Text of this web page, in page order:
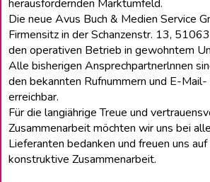
herausfordernden Marktumfeld.
Die neue Avus Buch & Medien Service
Firmensitz in der Schanzenstr. 13,
den operativen Betrieb in gewohntem
Alle bisherigen Ansprechpartnerlnnen
den bekannten Rufnummern und E-
erreichbar.
Für die langiährige Treue und
Zusammenarbeit möchten wir uns bei
Lieferanten bedanken und freuen uns
konstruktive Zusammenarbeit.